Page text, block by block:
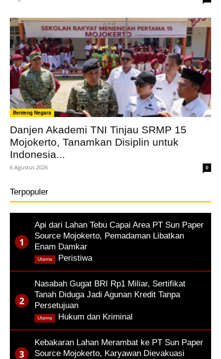
Benteng Negara
Danjen Akademi TNI Tinjau SRMP 15
Mojokerto, Tanamkan Disiplin untuk
Indonesia...
6 Agustus 2026 0
Terpopuler
Api dari Lahan Tebu Capai Area PT Sun Paper
Source Mojokerto, Pemadaman Libatkan
Enam Damkar
Peristiwa,
Utama
Nasabah Gugat BRI Rp1 Miliar, Sertifikat
Tanah Diduga Jadi Agunan Kredit Tanpa
Persetujuan
Hukum dan Kriminal
Utama
Kebakaran Lahan Merambat ke PT Sun Paper
Source Mojokerto, Karyawan Dievakuasi